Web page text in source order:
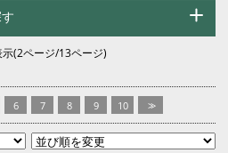
(2ページ/13ページ)
6 7 8 9 10 >>